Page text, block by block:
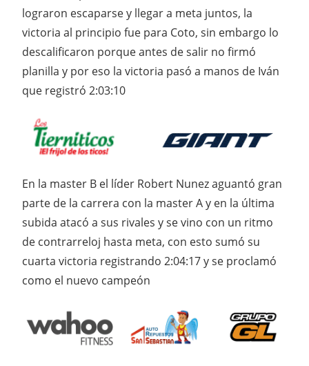
lograron escaparse y llegar a meta juntos, la
victoria al principio fue para Coto, sin embargo lo
descalificaron porque antes de salir no firmó
planilla y por eso la victoria pasó a manos de Iván
que registró 2:03:10
En la master B el líder Robert Nunez aguantó gran
parte de la carrera con la master A y en la última
subida atacó a sus rivales y se vino con un ritmo
de contrarreloj hasta meta, con esto sumó su
cuarta victoria registrando 2:04:17 y se proclamó
como el nuevo campeón